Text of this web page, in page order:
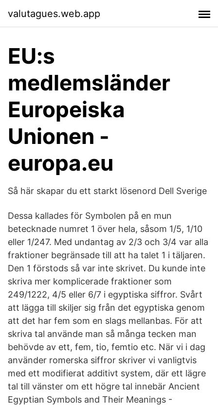
valutagues.web.app
EU:s
medlemsländer
Europeiska
Unionen -
europa.eu
Så här skapar du ett starkt lösenord Dell Sverige
Dessa kallades för Symbolen på en mun
betecknade numret 1 över hela, såsom 1/5, 1/10
eller 1/247. Med undantag av 2/3 och 3/4 var alla
fraktioner begränsade till att ha talet 1 i täljaren.
Den 1 förstods så var inte skrivet. Du kunde inte
skriva mer komplicerade fraktioner som
249/1222, 4/5 eller 6/7 i egyptiska siffror. Svårt
att lägga till skiljer sig från det egyptiska genom
att det har fem som en slags mellanbas. För att
skriva tal använde man så många tecken man
behövde av ett, fem, tio, femtio etc. När vi i dag
använder romerska siffror skriver vi vanligtvis
med ett modifierat additivt system, där ett lägre
tal till vänster om ett högre tal innebär Ancient
Egyptian Symbols and Their Meanings -